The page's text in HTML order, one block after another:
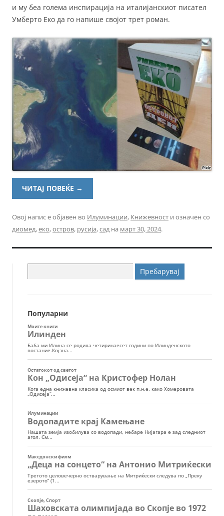
и му беа голема инспирација на италијанскиот писател
Умберто Еко да го напише својот трет роман.
ЧИТАЈ ПОВЕЌЕ →
Овој напис е објавен во Илуминации, Книжевност и означен со
диомед,еко,остров, русија,садна март 30, 2024.
за:
Популарни